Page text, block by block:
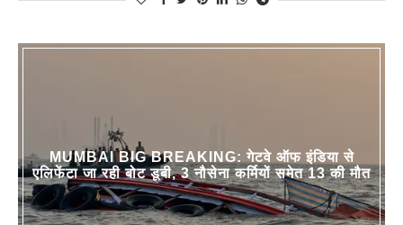
MUMBAI BIG BREAKING: गेटवे ऑफ इंडिया से
एलिफेंटा जा रही बोट डूबी, 3 नौसेना कर्मियों समेत 13 की मौत